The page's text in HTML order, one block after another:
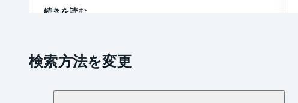
続きを読む
検索方法を変更